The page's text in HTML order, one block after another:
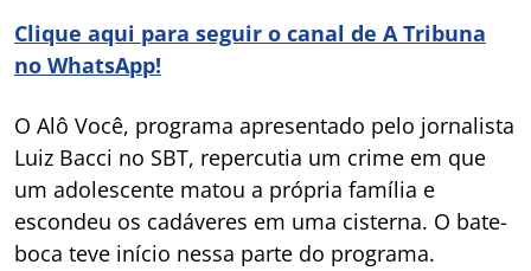
Clique aqui para seguir o canal de A Tribuna
no WhatsApp!
O Alô Você, programa apresentado pelo jornalista
Luiz Bacci no SBT, repercutia um crime em que
um adolescente matou a própria família e
escondeu os cadáveres em uma cisterna. O bate-
boca teve início nessa parte do programa.